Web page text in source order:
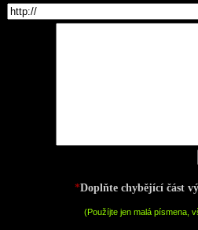
*Doplňte chybějící část
(Použíjte jen malá písmena,